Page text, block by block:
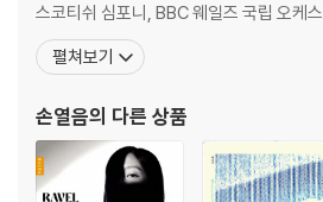
스코티쉬 심포니, BBC 웨일즈 국립 오케
모닉, 스페인 국립 방송 교향악단(RTVE 심포니), 카스티
심포니, 스위스 로망드 오케스트라, 바젤
드 심포니, 오슬로 필하모닉, 핀란드
펼쳐보기
손열음의 다른 상품